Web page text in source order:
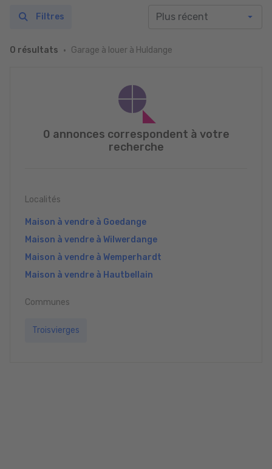
0 résultats Garage à louer à Huldange
Filtres
0 annonces correspondent à votre
recherche
Localités
Maison à vendre à Goedange
Maison à vendre à Wilwerdange
Maison à vendre à Wemperhardt
Maison à vendre à Hautbellain
Communes
Troisvierges